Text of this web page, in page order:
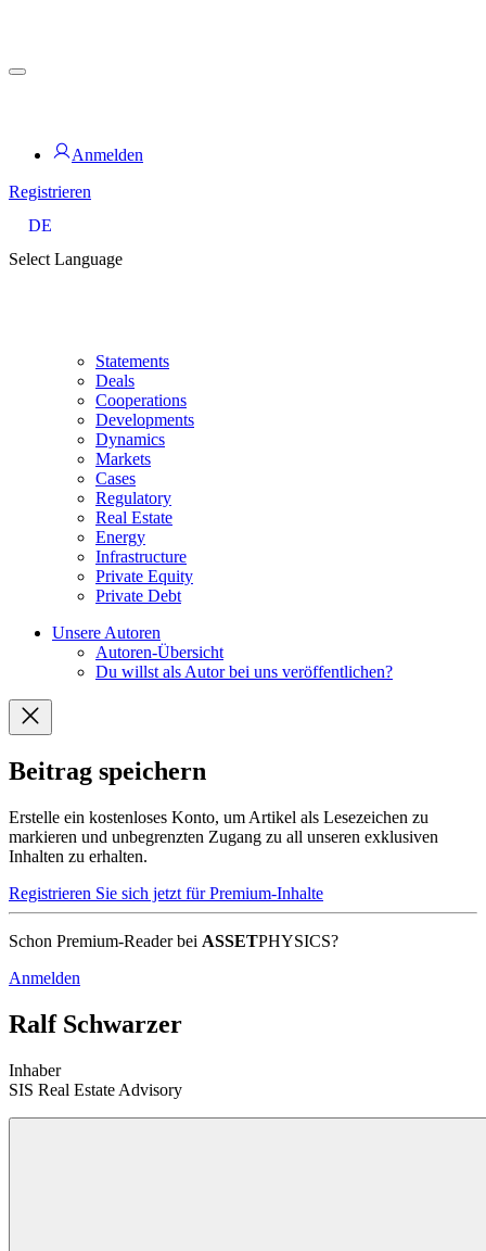
for PHYSIC ASSETS
Anmelden
Registrieren
DE
Select Language
Statements
Deals
Cooperations
Developments
Dynamics
Markets
Cases
Regulatory
Real Estate
Energy
Infrastructure
Private Equity
Private Debt
Unsere Autoren
Autoren-Übersicht
Du willst als Autor bei uns veröffentlichen?
Beitrag speichern
Erstelle ein kostenloses Konto, um Artikel als Lesezeichen zu
markieren und unbegrenzten Zugang zu all unseren exklusiven
Inhalten zu erhalten.
Registrieren Sie sich jetzt für Premium-Inhalte
Schon Premium-Reader bei ASSETPHYSICS?
Anmelden
Ralf Schwarzer
Inhaber
SIS Real Estate Advisory